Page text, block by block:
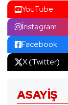
YouTube
İnstagram
Facebook
X (Twitter)
ASAYIŞ